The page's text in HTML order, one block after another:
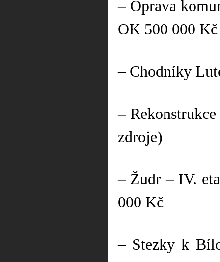
– Oprava
OK 500 000 Kč
– Chodníky
–
zdroje)
– Žudr – IV.
000 Kč
– Stezky k